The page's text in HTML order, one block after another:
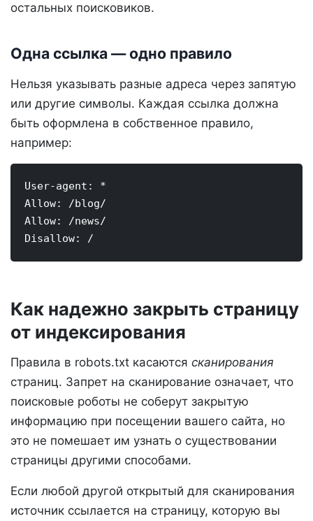
остальных поисковиков.
Одна ссылка — одно правило
Нельзя указывать разные адреса через запятую
или другие символы. Каждая ссылка должна
быть оформлена в собственное правило,
например:
User-agent: *
Allow: /blog/
Allow: /news/
Как надежно закрыть страницу
от индексирования
Правила в robots.txt касаются сканирования
страниц. Запрет на сканирование означает, что
поисковые роботы не соберут закрытую
информацию при посещении вашего сайта, но
это не помешает им узнать о существовании
страницы другими способами.
Если любой другой открытый для сканирования
источник ссылается на страницу, которую вы